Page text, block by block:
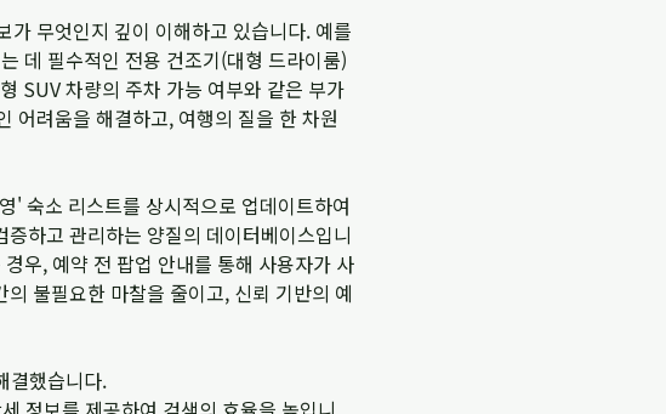
가 무엇인지 깊이 이해하고 있습니다. 예를
데 필수적인 전용 건조기(대형 드라이룸)
SUV 차량의 주차 가능 여부와 같은 부가
어려움을 해결하고, 여행의 질을 한 차원
' 숙소 리스트를 상시적으로 업데이트하여
증하고 관리하는 양질의 데이터베이스입니
우, 예약 전 팝업 안내를 통해 사용자가 사
불필요한 마찰을 줄이고, 신뢰 기반의 예
결했습니다.